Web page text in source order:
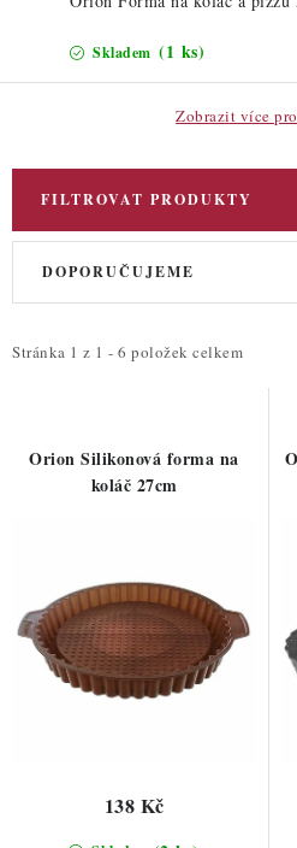
Nepřevzetí zásilky na dobírku
Hodnocení obchodu
Blog
Moje
Podmínky ochrany osobních údajů
Skladem (1 ks)
Zobrazit více
FILTROVAT PRODUKTY
V
i
t
Stránka 1 z 1 - 6 položek celkem
Ř
e
k
DOPORUČUJEME
Orion Silikonová forma na
koláč 27cm
138 Kč